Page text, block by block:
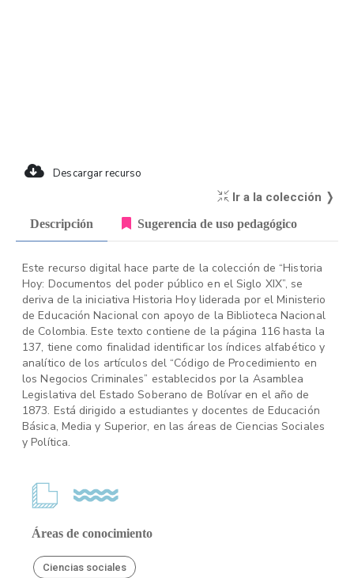
Descargar recurso
Ir a la colección ❭
Descripción Sugerencia de uso pedagógico
Este recurso digital hace parte de la colección de “Historia
Hoy: Documentos del poder público en el Siglo XIX”, se
deriva de la iniciativa Historia Hoy liderada por el Ministerio
de Educación Nacional con apoyo de la Biblioteca Nacional
de Colombia. Este texto contiene de la página 116 hasta la
137, tiene como finalidad identificar los índices alfabético y
analítico de los artículos del “Código de Procedimiento en
los Negocios Criminales” establecidos por la Asamblea
Legislativa del Estado Soberano de Bolívar en el año de
1873. Está dirigido a estudiantes y docentes de Educación
Básica, Media y Superior, en las áreas de Ciencias Sociales
y Política.
Áreas de conocimiento
Ciencias sociales